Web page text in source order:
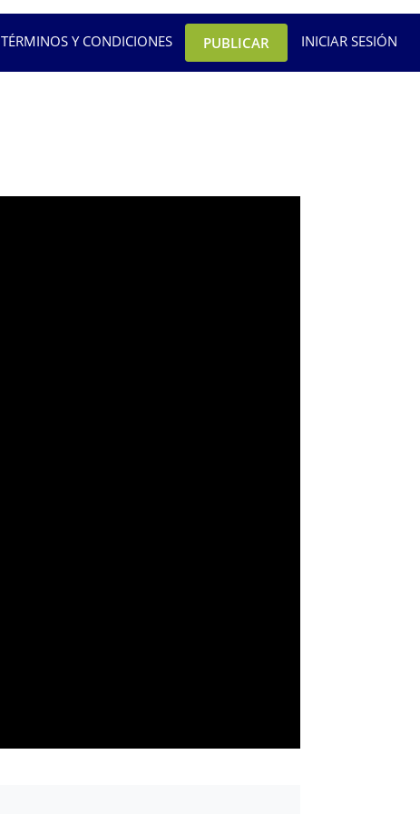
TÉRMINOS Y CONDICIONES PUBLICAR INICIAR SESIÓN